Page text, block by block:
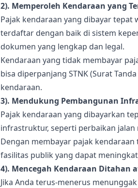
2). Memperoleh Kendaraan yang
Pajak kendaraan yang dibayar tepat
terdaftar dengan baik di sistem
dokumen yang lengkap dan legal.
Kendaraan yang tidak membayar
bisa diperpanjang STNK (Surat
kendaraan.
3). Mendukung Pembangunan
Pajak kendaraan yang dibayarkan
infrastruktur, seperti perbaikan
Dengan membayar pajak
fasilitas publik yang dapat
4). Mencegah Kendaraan Ditahan
Jika Anda terus-menerus